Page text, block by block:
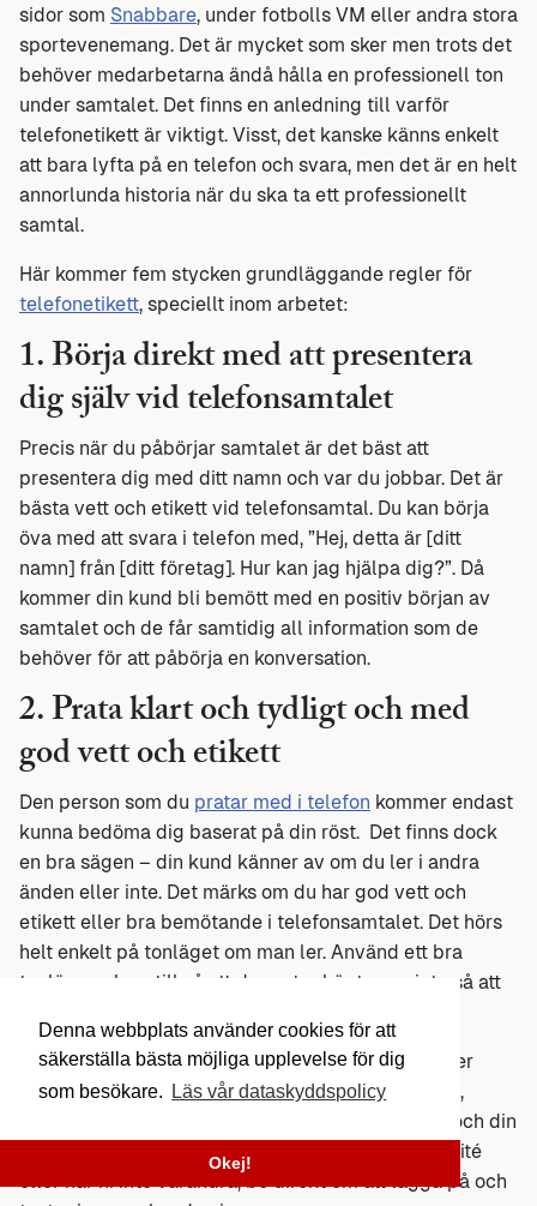
Denna webbplats använder cookies för att
säkerställa bästa möjliga upplevelse för dig
som besökare.
Läs vår dataskyddspolicy
Okej!
sidor som Snabbare, under fotbolls VM eller andra stora
sportevenemang. Det är mycket som sker men trots det
behöver medarbetarna ändå hålla en professionell ton
under samtalet. Det finns en anledning till varför
telefonetikett är viktigt. Visst, det kanske känns enkelt
att bara lyfta på en telefon och svara, men det är en helt
annorlunda historia när du ska ta ett professionellt
samtal.
Här kommer fem stycken grundläggande regler för
telefonetikett, speciellt inom arbetet:
1. Börja direkt med att presentera
dig själv vid telefonsamtalet
Precis när du påbörjar samtalet är det bäst att
presentera dig med ditt namn och var du jobbar. Det är
bästa vett och etikett vid telefonsamtal. Du kan börja
öva med att svara i telefon med, ”Hej, detta är [ditt
namn] från [ditt företag]. Hur kan jag hjälpa dig?”. Då
kommer din kund bli bemött med en positiv början av
samtalet och de får samtidig all information som de
behöver för att påbörja en konversation.
2. Prata klart och tydligt och med
god vett och etikett
Den person som du pratar med i telefon kommer endast
kunna bedöma dig baserat på din röst. Det finns dock
en bra sägen – din kund känner av om du ler i andra
änden eller inte. Det märks om du har god vett och
etikett eller bra bemötande i telefonsamtalet. Det hörs
helt enkelt på tonläget om man ler. Använd ett bra
tonläge och se till så att du pratar högt, men inte så att
Du vill att personen förstår dig och så att du slipper
upprepa dig. Ännu bättre vett och etikett. En stark,
självsäker röst får ofta kunder att lita mer på dig och din
service. Skulle telefonsamtalet vara av dålig kvalité
eller har ni inte varandra, be direkt om att lägga på och